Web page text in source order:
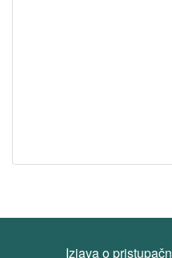
Izjava o